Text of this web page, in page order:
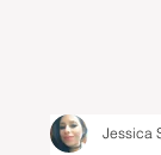
Jessica